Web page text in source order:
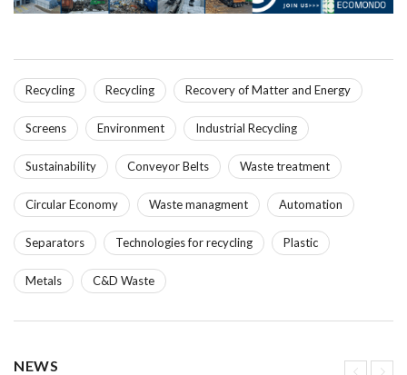
Recycling Recycling Recovery of Matter and Energy
Screens Environment Industrial Recycling
Sustainability Conveyor Belts Waste treatment
Circular Economy Waste managment Automation
Separators Technologies for recycling Plastic
Metals C&D Waste
NEWS